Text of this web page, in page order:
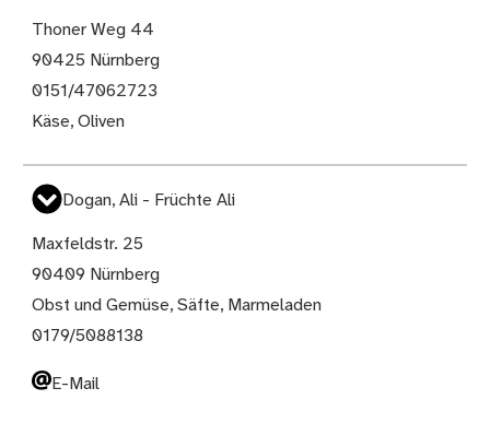
Thoner Weg 44
90425 Nürnberg
0151/47062723
Käse, Oliven
Dogan, Ali - Früchte Ali
Maxfeldstr. 25
90409 Nürnberg
Obst und Gemüse, Säfte, Marmeladen
0179/5088138
E-Mail